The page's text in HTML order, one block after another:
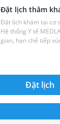
Đặt lịch thăm
Đặt lịch khám tại cơ
Hệ thống Y tế
gian,
Đặt lịch